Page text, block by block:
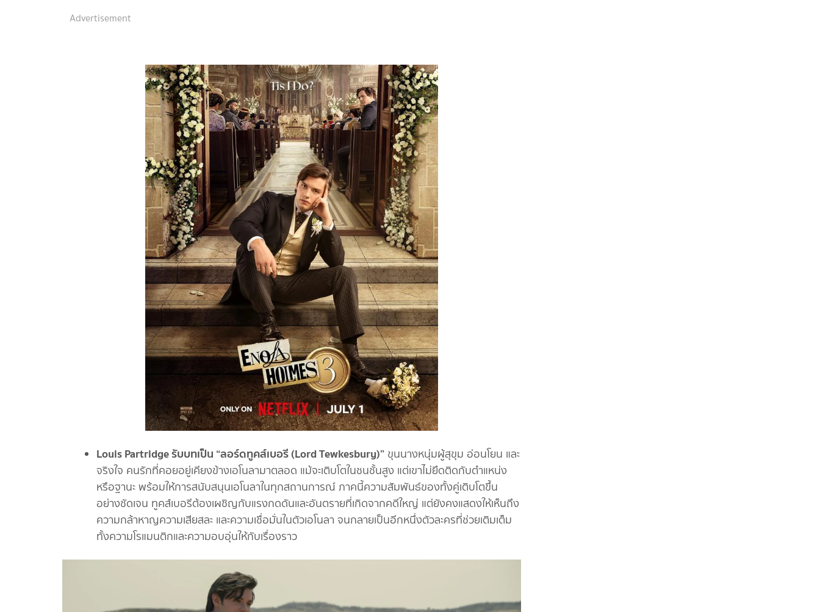
Advertisement
Louis Partridge รับบทเป็น “ลอร์ดทูคส์เบอรี (Lord Tewkesbury)” ขุนนางหนุ่มผู้สุขุม อ่อนโยน และ
จริงใจ คนรักที่คอยอยู่เคียงข้างเอโนลามาตลอด แม้จะเติบโตในชนชั้นสูง แต่เขาไม่ยึดติดกับตำแหน่ง
หรือฐานะ พร้อมให้การสนับสนุนเอโนลาในทุกสถานการณ์ ภาคนี้ความสัมพันธ์ของทั้งคู่เติบโตขึ้น
อย่างชัดเจน ทูคส์เบอรีต้องเผชิญกับแรงกดดันและอันตรายที่เกิดจากคดีใหญ่ แต่ยังคงแสดงให้เห็นถึง
ความกล้าหาญความเสียสละ และความเชื่อมั่นในตัวเอโนลา จนกลายเป็นอีกหนึ่งตัวละครที่ช่วยเติมเต็ม
ทั้งความโรแมนติกและความอบอุ่นให้กับเรื่องราว